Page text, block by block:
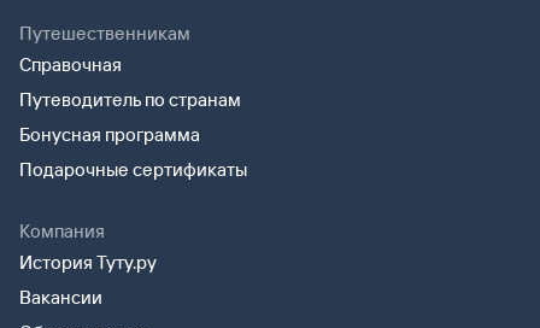
Путешественникам
Справочная
Путеводитель по странам
Бонусная программа
Подарочные сертификаты
Компания
История Туту.ру
Вакансии